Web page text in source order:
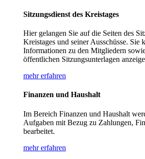
Sitzungsdienst des Kreistages
Hier gelangen Sie auf die Seiten des
Kreistages und seiner Ausschüsse. Sie
Informationen zu den Mitgliedern
öffentlichen Sitzungsunterlagen
mehr erfahren
Finanzen und Haushalt
Im Bereich Finanzen und Haushalt
Aufgaben mit Bezug zu Zahlungen,
bearbeitet.
mehr erfahren